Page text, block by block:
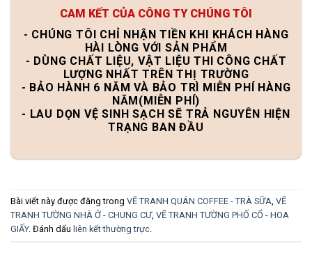
CAM KẾT CỦA CÔNG TY CHÚNG TÔI
- CHÚNG TÔI CHỈ NHẬN TIỀN KHI KHÁCH HÀNG
HÀI LÒNG VỚI SẢN PHẨM
- DÙNG CHẤT LIỆU, VẬT LIỆU THI CÔNG CHẤT
LƯỢNG NHẤT TRÊN THỊ TRƯỜNG
- BẢO HÀNH 6 NĂM VÀ BẢO TRÌ MIỄN PHÍ HÀNG
NĂM(MIỄN PHÍ)
- LAU DỌN VỆ SINH SẠCH SẼ TRẢ NGUYÊN HIỆN
TRẠNG BAN ĐẦU
Bài viết này được đăng trong VẼ TRANH QUÁN COFFEE - TRÀ SỮA VẼ
TRANH TƯỜNG NHÀ Ở - CHUNG CƯ, VẼ TRANH TƯỜNG PHỐ CỔ - HOA
GIẤY. Đánh dấu liên kết thường trực